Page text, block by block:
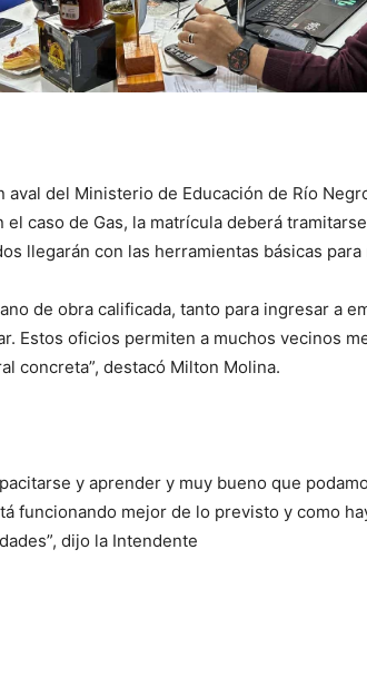
aval del Ministerio de Educación de Río
caso de Gas, la matrícula deberá
llegarán con las herramientas básicas para
de obra calificada, tanto para ingresar a
Estos oficios permiten a muchos vecinos
concreta”, destacó Milton Molina.
y aprender y muy bueno que
funcionando mejor de lo previsto y como
dijo la Intendente